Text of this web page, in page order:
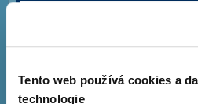
Tento web používá cookies a
technologie
PRE staví na Sokolovsku svou
Nová webová stránka o sdílení